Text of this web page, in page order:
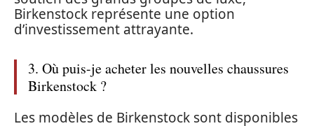
Birkenstock représente une option
d’investissement attrayante.
3. Où puis-je acheter les nouvelles chaussures
Birkenstock ?
Les modèles de Birkenstock sont disponibles